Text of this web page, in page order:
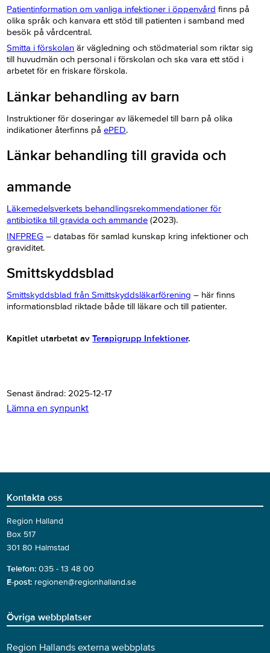
Patientinformation om vanliga infektioner i öppenvård finns på
olika språk och kanvara ett stöd till patienten i samband med
besök på vårdcentral.
Smitta i förskolan är vägledning och stödmaterial som riktar sig
till huvudmän och personal i förskolan och ska vara ett stöd i
arbetet för en friskare förskola.
Länkar behandling av barn
Instruktioner för doseringar av läkemedel till barn på olika
indikationer återfinns påePED.
Länkar behandling till gravida och
ammande
Läkemedelsverkets behandlingsrekommendationer för
antibiotika till gravida och ammande (2023).
INFPREG – databas för samlad kunskap kring infektioner och
graviditet.
Smittskyddsblad
Smittskyddsblad från Smittskyddsläkarförening – här finns
informationsblad riktade både till läkare och till patienter.
Kapitlet utarbetat avTerapigrupp Infektioner.
Senast ändrad:2025-12-17
Lämna en synpunkt
Kontakta oss
Region Halland
Box 517
301 80 Halmstad
Telefon: 035 - 13 48 00
E-post: regionen@regionhalland.se
Övriga webbplatser
Region Hallands externa webbplats